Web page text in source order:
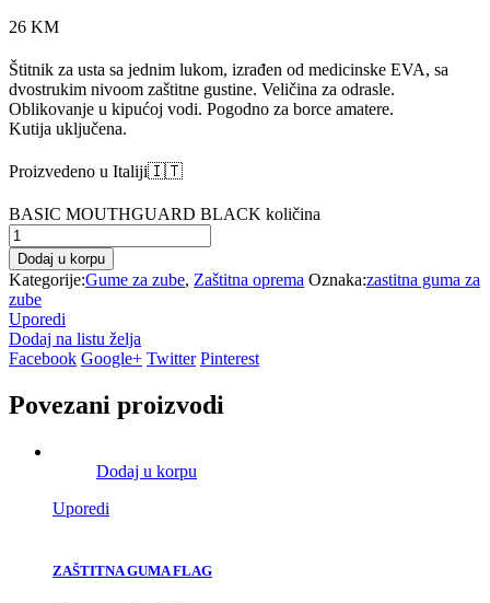
26 KM
Štitnik za usta sa jednim lukom, izrađen od medicinske EVA, sa
dvostrukim nivoom zaštitne gustine. Veličina za odrasle.
Oblikovanje u kipućoj vodi. Pogodno za borce amatere.
Kutija uključena.
Proizvedeno u Italiji🇮🇹
BASIC MOUTHGUARD BLACK količina
Dodaj u korpu
Kategorije:Gume za zube, Zaštitna oprema Oznaka:zastitna guma za
zube
Uporedi
Dodaj na listu želja
Facebook Google+ Twitter Pinterest
Povezani proizvodi
Dodaj u korpu
Uporedi
ZAŠTITNA GUMA FLAG